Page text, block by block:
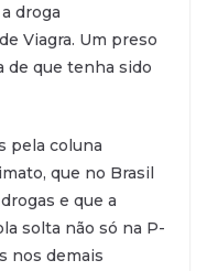
droga
Viagra. Um preso
de que tenha sido
pela coluna
que no Brasil
e que a
solta não só na P-
nos demais